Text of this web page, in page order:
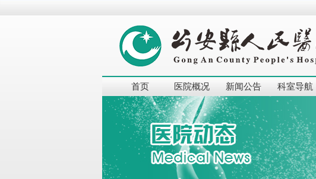
首页 医院概况 新闻公告 科室导航